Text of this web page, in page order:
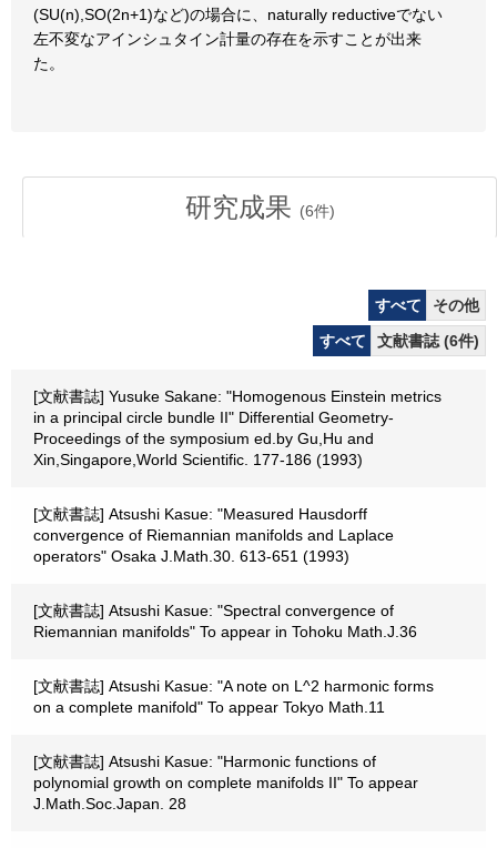
(SU(n),SO(2n+1)など)の場合に、naturally reductiveでない
左不変なアインシュタイン計量の存在を示すことが出来
た。
研究成果 (6件)
すべて
その他
すべて
文献書誌 (6件)
[文献書誌] Yusuke Sakane: "Homogenous Einstein metrics
in a principal circle bundle II" Differential Geometry-
Proceedings of the symposium ed.by Gu,Hu and
Xin,Singapore,World Scientific. 177-186 (1993)
[文献書誌] Atsushi Kasue: "Measured Hausdorff
convergence of Riemannian manifolds and Laplace
operators" Osaka J.Math.30. 613-651 (1993)
[文献書誌] Atsushi Kasue: "Spectral convergence of
Riemannian manifolds" To appear in Tohoku Math.J.36
[文献書誌] Atsushi Kasue: "A note on L^2 harmonic forms
on a complete manifold" To appear Tokyo Math.11
[文献書誌] Atsushi Kasue: "Harmonic functions of
polynomial growth on complete manifolds II" To appear
J.Math.Soc.Japan. 28